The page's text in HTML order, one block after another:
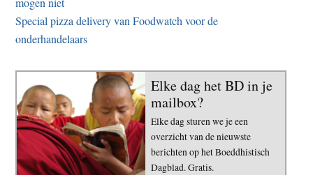
Special pizza delivery van Foodwatch voor de
onderhandelaars
Elke dag het BD in je
mailbox?
Elke dag sturen we je een
overzicht van de nieuwste
berichten op het Boeddhistisch
Dagblad. Gratis.